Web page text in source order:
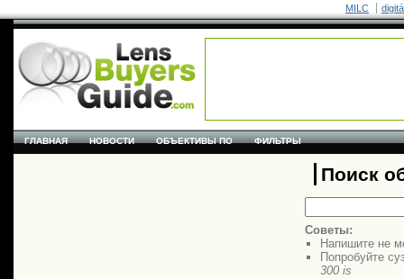
MILC
ГЛАВНАЯ НОВОСТИ ОБЪЕКТИВЫ ПО ФИЛЬТРЫ
Поиск
Советы:
Напишите не
Попробуйте
300 is